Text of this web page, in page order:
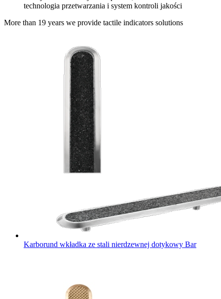
technologia przetwarzania i system kontroli jakości
More than 19 years we provide tactile indicators solutions
Karborund wkładka ze stali nierdzewnej dotykowy Bar